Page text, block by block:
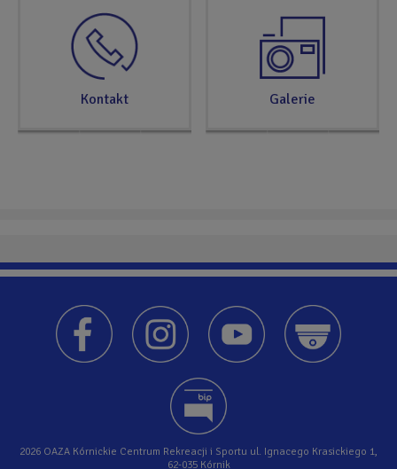
Kontakt Galerie
2026 OAZA Kórnickie Centrum Rekreacji i Sportu ul. Ignacego Krasickiego 1,
62-035 Kórnik